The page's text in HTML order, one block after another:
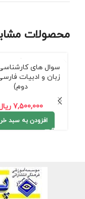
محصولات
سوال های
زبان و ادبیات
دوم)
7,500,000
افزودن به سبد